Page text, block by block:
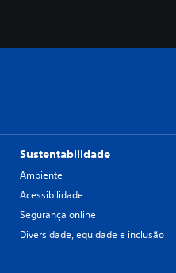
Sustentabilidade
Ambiente
Acessibilidade
Segurança online
Diversidade, equidade e inclusão